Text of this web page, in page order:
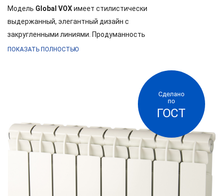
Модель Global VOXимеет стилистически
выдержанный, элегантный дизайн с
закругленными линиями. Продуманность
внешнего вида дает возможность применения
объединила в себе все. Радиаторы GLOBAL
позволяют легко и без существенных затрат
регулировать температурный режим. В короткий
промежуток времени достигается идеальная
температура в каждом помещении в
соответствии с индивидуальными
потребностями человека и обеспечивается
экономия энергетических ресурсов. Литой
алюминиевый радиатор специально
ПОКАЗАТЬ ПОЛНОСТЬЮ
Сделано
по
ГОСТ